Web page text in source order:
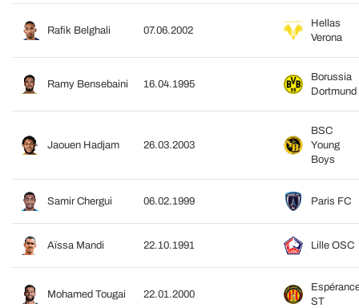
Rafik Belghali 07.06.2002
Hellas
Verona
Ramy Bensebaini 16.04.1995
Borussia
Dortmund
Jaouen Hadjam 26.03.2003
BSC
Young
Boys
Samir Chergui 06.02.1999 Paris FC
Aïssa Mandi 22.10.1991 Lille OSC
Mohamed Tougai 22.01.2000
ST